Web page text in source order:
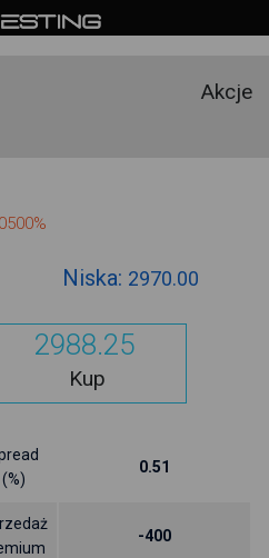
Akcje
Niska: 2970.00
2988.25
Kup
(%)
0.51
-400